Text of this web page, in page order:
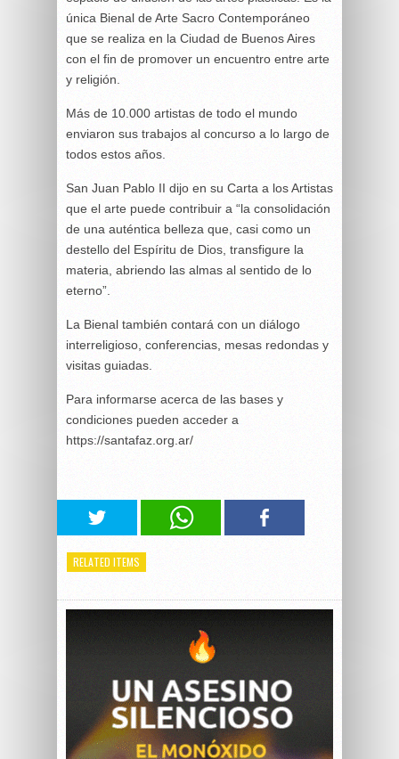
única Bienal de Arte Sacro Contemporáneo
que se realiza en la Ciudad de Buenos Aires
con el fin de promover un encuentro entre arte
y religión.
Más de 10.000 artistas de todo el mundo
enviaron sus trabajos al concurso a lo largo de
todos estos años.
San Juan Pablo II dijo en su Carta a los Artistas
que el arte puede contribuir a “la consolidación
de una auténtica belleza que, casi como un
destello del Espíritu de Dios, transfigure la
materia, abriendo las almas al sentido de lo
eterno”.
La Bienal también contará con un diálogo
interreligioso, conferencias, mesas redondas y
visitas guiadas.
Para informarse acerca de las bases y
condiciones pueden acceder a
https://santafaz.org.ar/
RELATED ITEMS